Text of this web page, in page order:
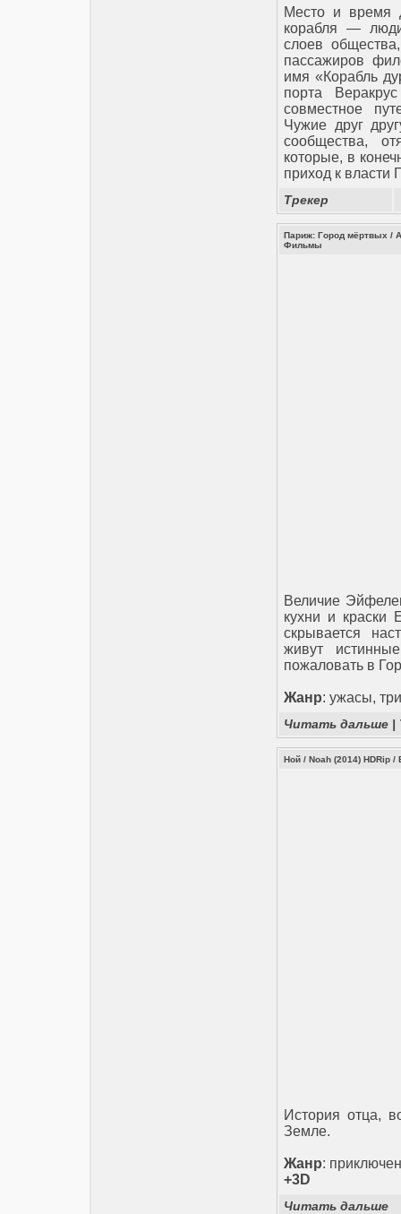
Место и время
корабля — люди
слоев
пассажиров
имя «Корабль
порта
совместное
Чужие друг
сообщества,
которые, в
приход к власти
Трекер
Париж: Город мёртвых /
Фильмы
Величие
кухни и краски
скрывается
живут
пожаловать в
Жанр: ужасы,
Читать дальше |
Ной / Noah (2014) HDRip /
История отца,
Земле.
Жанр:
+3D
Читать дальше